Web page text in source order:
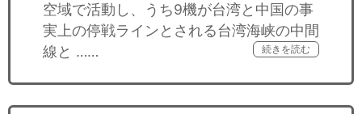
空域で活動し、うち9機が台湾と中国の事
実上の停戦ラインとされる台湾海峡の中間
線と ……
続きを読む